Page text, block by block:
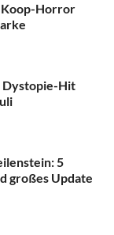
Horror
Dystopie-Hit
5
großes Update